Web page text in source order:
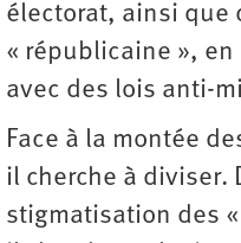
électorat, ainsi que
« républicaine »,
avec des lois anti-
Face à la montée
il cherche à diviser.
stigmatisation des